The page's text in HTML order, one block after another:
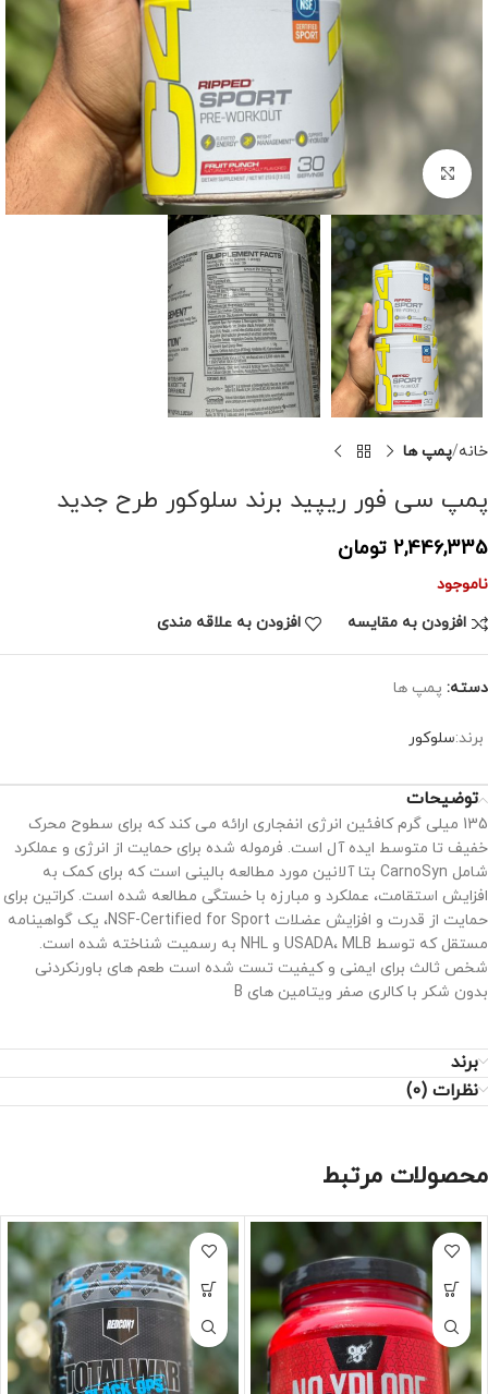
برای بزرگنمایی کلیک کنید
خانه پمپ ها
پمپ سی فور ریپید برند سلوکور طرح جدید
2,446,335 تومان
ناموجود
افزودن به مقایسه
افزودن به علاقه مندی
دسته: پمپ ها
برند:سلوکور
توضیحات
135 میلی گرم کافئین انرژی انفجاری ارائه می کند که برای سطوح محرک
خفیف تا متوسط ​​ایده آل است. فرموله شده برای حمایت از انرژی و عملکرد
شامل CarnoSyn بتا آلانین مورد مطالعه بالینی است که برای کمک به
افزایش استقامت، عملکرد و مبارزه با خستگی مطالعه شده است. کراتین برای
حمایت از قدرت و افزایش عضلات NSF-Certified for Sport، یک گواهینامه
مستقل که توسط USADA، MLB و NHL به رسمیت شناخته شده است.
شخص ثالث برای ایمنی و کیفیت تست شده است طعم های باورنکردنی
بدون شکر با کالری صفر ویتامین های B
برند
نظرات (0)
محصولات مرتبط